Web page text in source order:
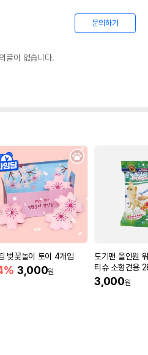
문의하기
글이 없습니다.
벚꽃놀이 토이 4개입
3,000원
도기맨 올인원
티슈 소형견용
3,000원